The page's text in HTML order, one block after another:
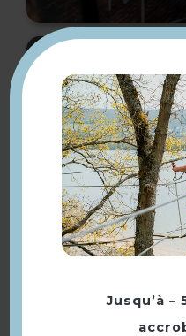
Campanile
Jusqu’à